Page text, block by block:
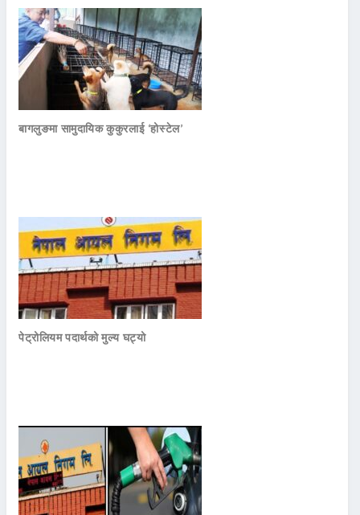
बागलुङमा सामुदायिक कुकुरलाई ‘होस्टेल’
पेट्रोलियम पदार्थको मुल्य घट्यो